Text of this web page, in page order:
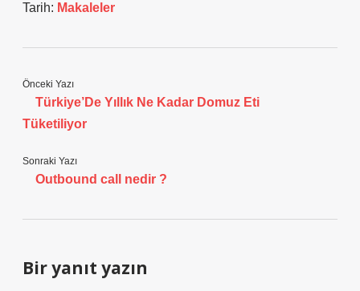
Tarih: Makaleler
Önceki Yazı
Türkiye’De Yıllık Ne Kadar Domuz Eti
Tüketiliyor
Sonraki Yazı
Outbound call nedir ?
Bir yanıt yazın